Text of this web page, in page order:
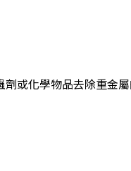
或化學物品去除重金屬